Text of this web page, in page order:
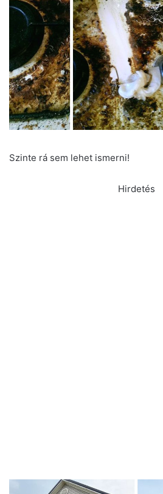
Szinte rá sem lehet ismerni!
Hirdetés